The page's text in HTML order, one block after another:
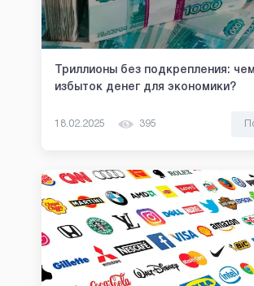
Триллионы без подкрепления:
избыток денег для экономики?
18.02.2025 395